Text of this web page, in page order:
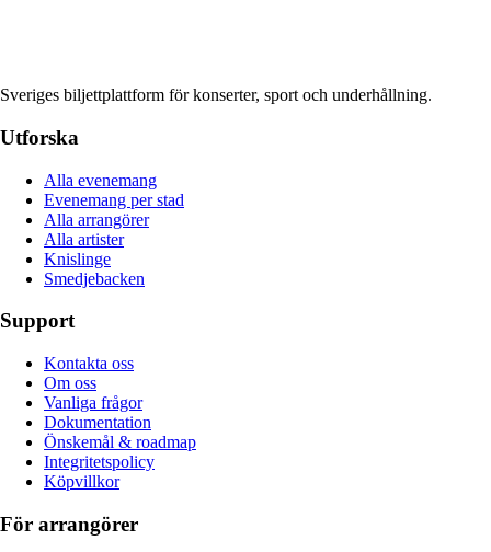
Sveriges biljettplattform för konserter, sport och underhållning.
Utforska
Alla evenemang
Evenemang per stad
Alla arrangörer
Alla artister
Knislinge
Smedjebacken
Support
Kontakta oss
Om oss
Vanliga frågor
Dokumentation
Önskemål & roadmap
Integritetspolicy
Köpvillkor
För arrangörer